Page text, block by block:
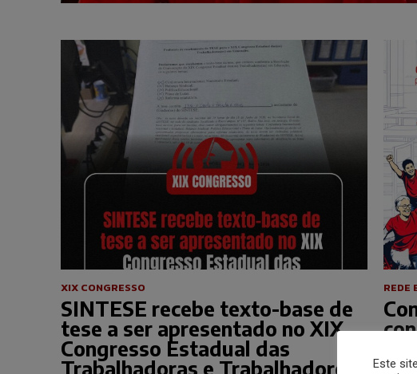
XIX CONGRESSO
SINTESE recebe texto-base de
tese a ser apresentado no XIX
Congresso Estadual das
Trabalhadoras e Trabalhadores
REDE
Este